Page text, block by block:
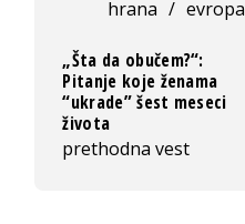
hrana / evropa
„Šta da obučem?“:
Pitanje koje ženama
“ukrade” šest meseci
života
prethodna vest